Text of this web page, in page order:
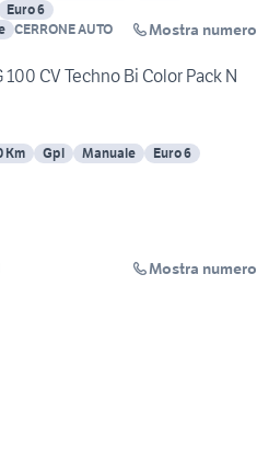
Euro 6
CERRONE AUTO Mostra numero
CV Techno Bi Color Pack N
Km Gpl Manuale Euro 6
Mostra numero